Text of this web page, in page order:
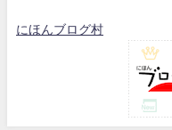
にほんブログ村